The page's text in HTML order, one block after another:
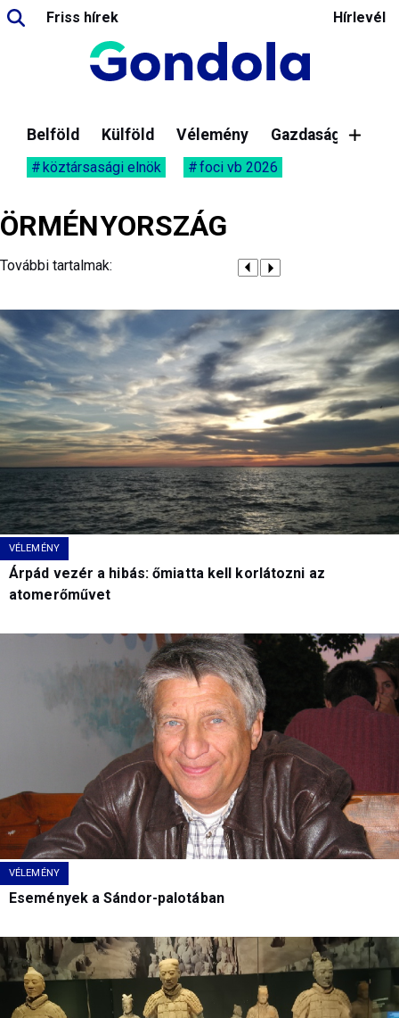
Friss hírek Hírlevél
Belföld Külföld Vélemény Gazdaság
köztársasági elnök foci vb 2026
ÖRMÉNYORSZÁG
További tartalmak:
VÉLEMÉNY
Árpád vezér a hibás: őmiatta kell korlátozni az
atomerőművet
VÉLEMÉNY
Események a Sándor-palotában